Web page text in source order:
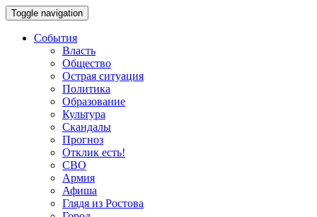
Toggle navigation
События
Власть
Общество
Острая ситуация
Политика
Образование
Культура
Скандалы
Прогноз
Отклик есть!
СВО
Армия
Афиша
Глядя из Ростова